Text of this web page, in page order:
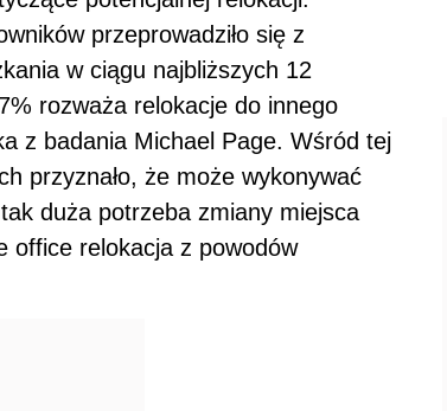
przeprowadziło się z
w ciągu najbliższych 12
rozważa relokacje do innego
z badania Michael Page. Wśród tej
przyznało, że może wykonywać
duża potrzeba zmiany miejsca
office relokacja z powodów